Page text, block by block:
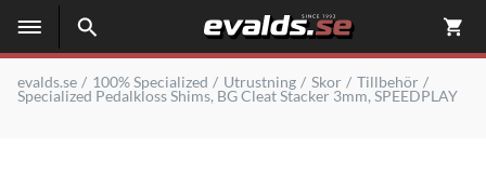
evalds.se 100% Specialized Utrustning Skor
Tillbehör
Specialized Pedalkloss Shims, BG Cleat Stacker 3mm, SPEEDPLAY